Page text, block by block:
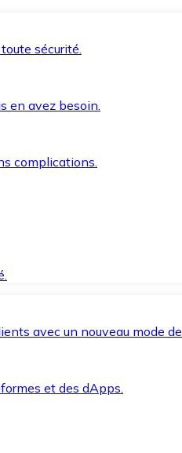
sécurité.
en avez besoin.
complications.
avec un nouveau mode
et des dApps.